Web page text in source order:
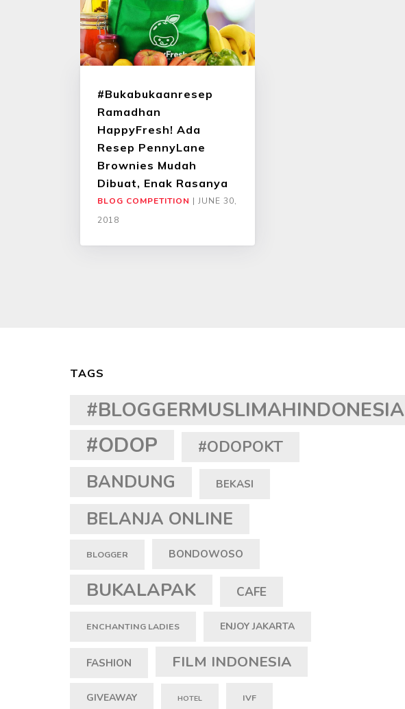
#Bukabukaanresep
Ramadhan
HappyFresh! Ada
Resep PennyLane
Brownies Mudah
Dibuat, Enak Rasanya
BLOG COMPETITION | JUNE 30,
2018
TAGS
#BLOGGERMUSLIMAHINDONESIA
#ODOP #ODOPOKT
BANDUNG BEKASI
BELANJA ONLINE
BLOGGER BONDOWOSO
BUKALAPAK CAFE
ENCHANTING LADIES ENJOY JAKARTA
FASHION FILM INDONESIA
GIVEAWAY HOTEL IVF